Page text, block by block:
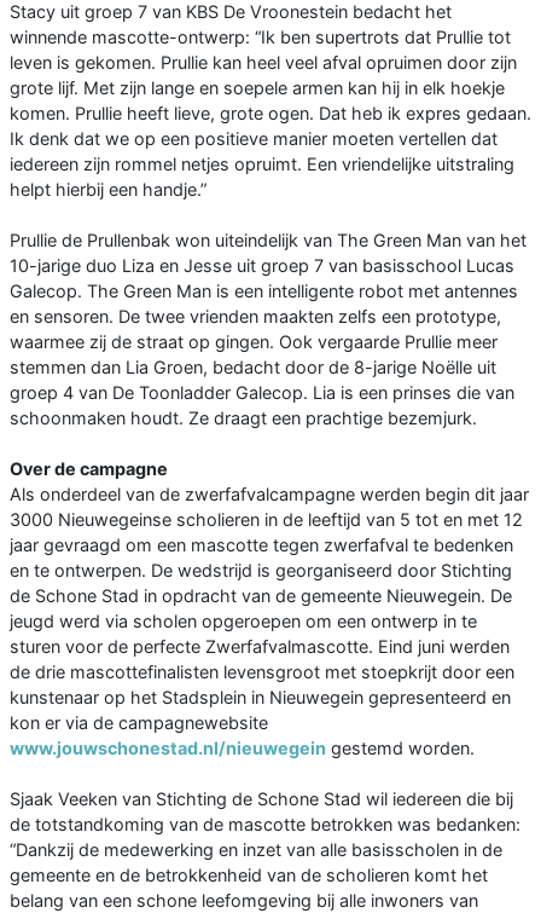
Stacy uit groep 7 van KBS De Vroonestein bedacht het
winnende mascotte-ontwerp: “Ik ben supertrots dat Prullie tot
leven is gekomen. Prullie kan heel veel afval opruimen door zijn
grote lijf. Met zijn lange en soepele armen kan hij in elk hoekje
komen. Prullie heeft lieve, grote ogen. Dat heb ik expres gedaan.
Ik denk dat we op een positieve manier moeten vertellen dat
iedereen zijn rommel netjes opruimt. Een vriendelijke uitstraling
helpt hierbij een handje.”
Prullie de Prullenbak won uiteindelijk van The Green Man van het
10-jarige duo Liza en Jesse uit groep 7 van basisschool Lucas
Galecop. The Green Man is een intelligente robot met antennes
en sensoren. De twee vrienden maakten zelfs een prototype,
waarmee zij de straat op gingen. Ook vergaarde Prullie meer
stemmen dan Lia Groen, bedacht door de 8-jarige Noëlle uit
groep 4 van De Toonladder Galecop. Lia is een prinses die van
schoonmaken houdt. Ze draagt een prachtige bezemjurk.
Over de campagne
Als onderdeel van de zwerfafvalcampagne werden begin dit jaar
3000 Nieuwegeinse scholieren in de leeftijd van 5 tot en met 12
jaar gevraagd om een mascotte tegen zwerfafval te bedenken
en te ontwerpen. De wedstrijd is georganiseerd door Stichting
de Schone Stad in opdracht van de gemeente Nieuwegein. De
jeugd werd via scholen opgeroepen om een ontwerp in te
sturen voor de perfecte Zwerfafvalmascotte. Eind juni werden
de drie mascottefinalisten levensgroot met stoepkrijt door een
kunstenaar op het Stadsplein in Nieuwegein gepresenteerd en
kon er via de campagnewebsite
www.jouwschonestad.nl/nieuwegein gestemd worden.
Sjaak Veeken van Stichting de Schone Stad wil iedereen die bij
de totstandkoming van de mascotte betrokken was bedanken:
“Dankzij de medewerking en inzet van alle basisscholen in de
gemeente en de betrokkenheid van de scholieren komt het
belang van een schone leefomgeving bij alle inwoners van